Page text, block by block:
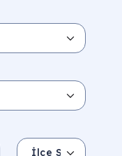
İlçe Seçin